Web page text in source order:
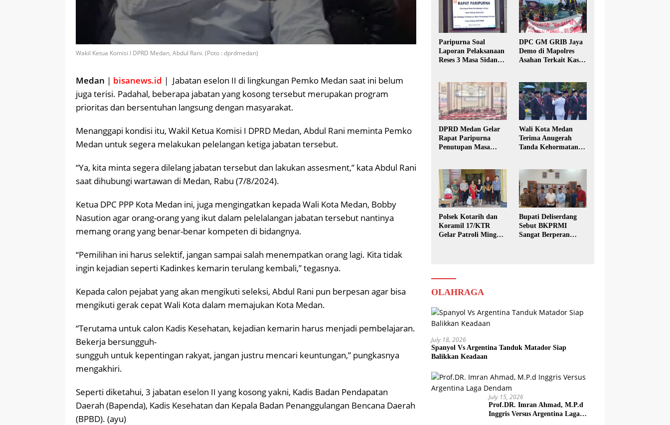
Wakil Ketua Komisi I DPRD Medan, Abdul Rani. (Poto : dprdmedan)
Medan | bisanews.id | Jabatan eselon II di lingkungan Pemko Medan saat ini belum
juga terisi. Padahal, beberapa jabatan yang kosong tersebut merupakan program
prioritas dan bersentuhan langsung dengan masyarakat.
Menanggapi kondisi itu, Wakil Ketua Komisi I DPRD Medan, Abdul Rani meminta Pemko
Medan untuk segera melakukan pelelangan ketiga jabatan tersebut.
“Ya, kita minta segera dilelang jabatan tersebut dan lakukan assesment,” kata Abdul Rani
saat dihubungi wartawan di Medan, Rabu (7/8/2024).
Ketua DPC PPP Kota Medan ini, juga mengingatkan kepada Wali Kota Medan, Bobby
Nasution agar orang-orang yang ikut dalam pelelalangan jabatan tersebut nantinya
memang orang yang benar-benar kompeten di bidangnya.
“Pemilihan ini harus selektif, jangan sampai salah menempatkan orang lagi. Kita tidak
ingin kejadian seperti Kadinkes kemarin terulang kembali,” tegasnya.
Kepada calon pejabat yang akan mengikuti seleksi, Abdul Rani pun berpesan agar bisa
mengikuti gerak cepat Wali Kota dalam memajukan Kota Medan.
“Terutama untuk calon Kadis Kesehatan, kejadian kemarin harus menjadi pembelajaran.
Bekerja bersungguh-
sungguh untuk kepentingan rakyat, jangan justru mencari keuntungan,” pungkasnya
mengakhiri.
Seperti diketahui, 3 jabatan eselon II yang kosong yakni, Kadis Badan Pendapatan
Daerah (Bapenda), Kadis Kesehatan dan Kepala Badan Penanggulangan Bencana Daerah
(BPBD). (ayu)
Paripurna Soal
Laporan Pelaksanaan
Reses 3 Masa Sidang
DPC GM GRIB Jaya
Demo di Mapolres
Asahan Terkait Kasus
DPRD Medan Gelar
Rapat Paripurna
Penutupan Masa
Wali Kota Medan
Terima Anugerah
Tanda Kehormatan
Polsek Kotarih dan
Koramil 17/KTR
Gelar Patroli Minggu
Bupati Deliserdang
Sebut BKPRMI
Sangat Berperan
OLAHRAGA
July 18, 2026
Spanyol Vs Argentina Tanduk Matador Siap
Balikkan Keadaan
July 15, 2026
Prof.DR. Imran Ahmad, M.P.d
Inggris Versus Argentina Laga